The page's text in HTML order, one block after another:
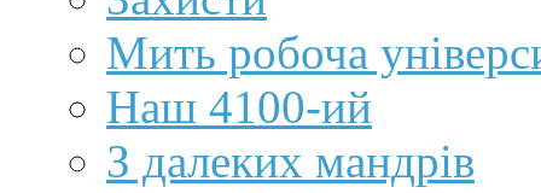
Мить робоча
Наш 4100-ий
З далеких мандрів